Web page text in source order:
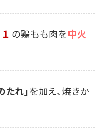
１ の鶏もも肉を中火
たれ」を加え、焼きか